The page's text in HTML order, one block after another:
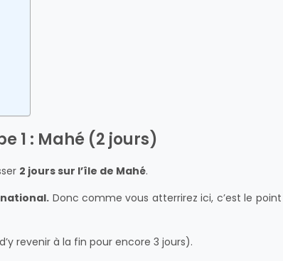
1 : Mahé (2 jours)
2 jours sur l’île de Mahé.
Donc comme vous atterrirez ici, c’est le
revenir à la fin pour encore 3 jours).